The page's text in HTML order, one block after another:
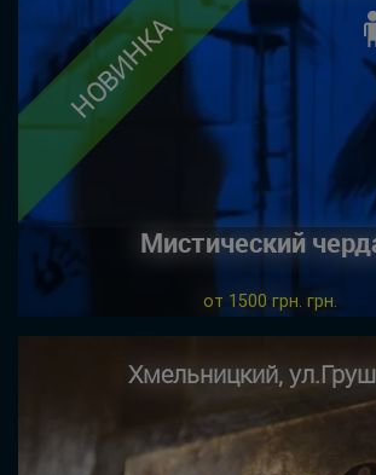
НОВИНКА
Мистический
от 1500 грн. грн.
Хмельницкий,